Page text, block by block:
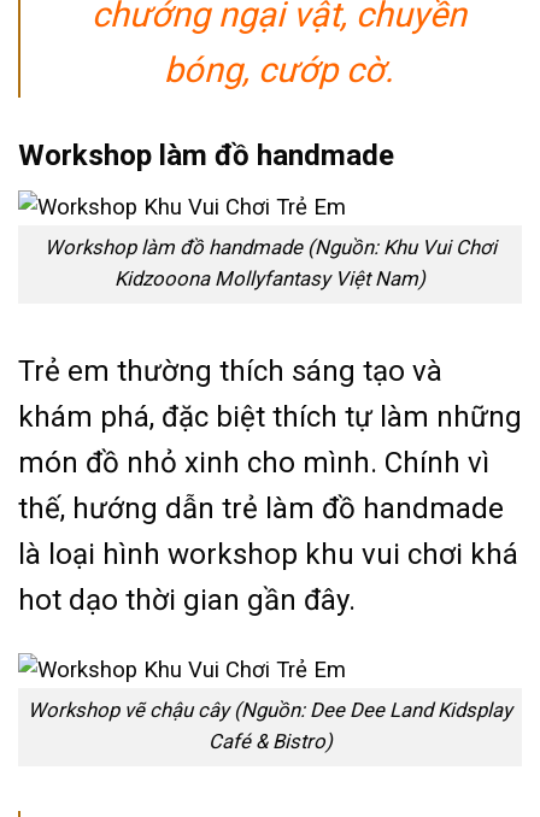
chướng ngại vật, chuyền
bóng, cướp cờ.
Workshop làm đồ handmade
Workshop làm đồ handmade (Nguồn: Khu Vui Chơi
Kidzooona Mollyfantasy Việt Nam)
Trẻ em thường thích sáng tạo và
khám phá, đặc biệt thích tự làm những
món đồ nhỏ xinh cho mình. Chính vì
thế, hướng dẫn trẻ làm đồ handmade
là loại hình workshop khu vui chơi khá
hot dạo thời gian gần đây.
Workshop vẽ chậu cây (Nguồn: Dee Dee Land Kidsplay
Café & Bistro)